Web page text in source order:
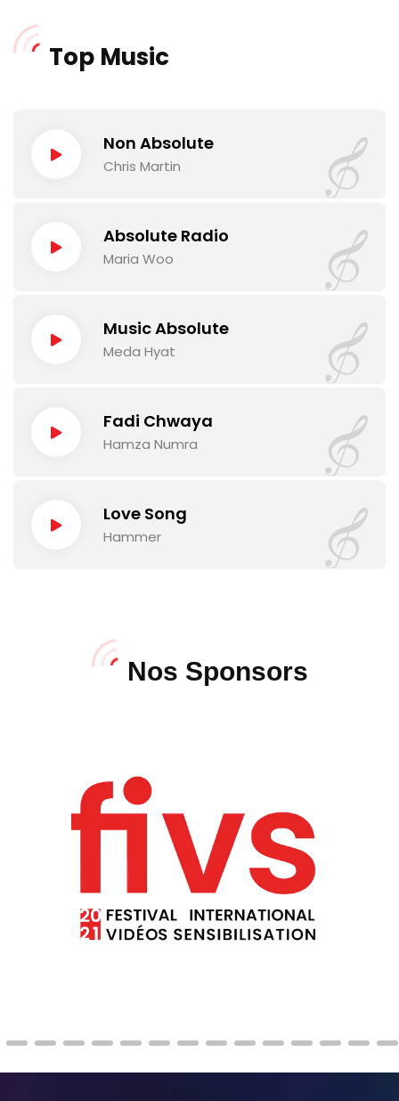
Top Music
Non Absolute
Chris Martin
Absolute Radio
Maria Woo
Music Absolute
Meda Hyat
Fadi Chwaya
Hamza Numra
Love Song
Hammer
Nos Sponsors